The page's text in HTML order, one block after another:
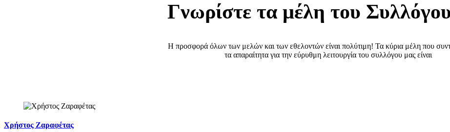
Γνωρίστε τα μέλη του
Η προσφορά όλων των μελών και των εθελοντών είναι πολύτιμη! Τα κύρια μέλη που
τα απαραίτητα για την εύρυθμη λειτουργία του συλλόγου μας είναι
Χρήστος Ζαραφέτας